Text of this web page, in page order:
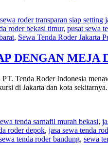
roder transparan siap setting
roder bekasi timur, pusat sewa
, Sewa Tenda Roder Jakarta
DENGAN MEJA
Tenda Roder Indonesia
di Jakarta dan kota
tenda sarnafil murah bekasi,
roder depok, jasa sewa tenda
tenda roder bandung, sewa